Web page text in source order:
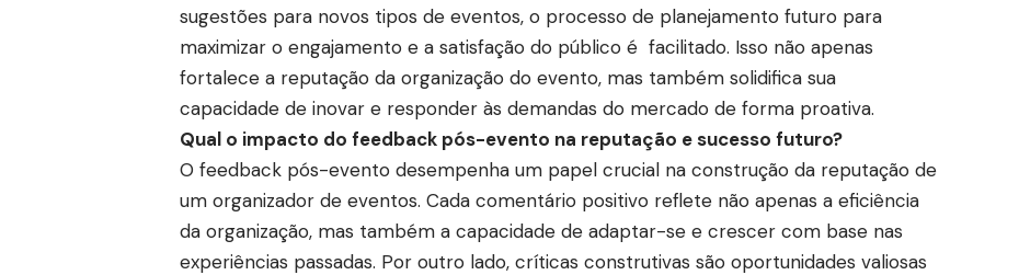
sugestões para novos tipos de eventos, o processo de planejamento futuro para
maximizar o engajamento e a satisfação do público é facilitado. Isso não apenas
fortalece a reputação da organização do evento, mas também solidifica sua
capacidade de inovar e responder às demandas do mercado de forma proativa.
Qual o impacto do feedback pós-evento na reputação e sucesso futuro?
O feedback pós-evento desempenha um papel crucial na construção da reputação de
um organizador de eventos. Cada comentário positivo reflete não apenas a eficiência
da organização, mas também a capacidade de adaptar-se e crescer com base nas
experiências passadas. Por outro lado, críticas construtivas são oportunidades valiosas